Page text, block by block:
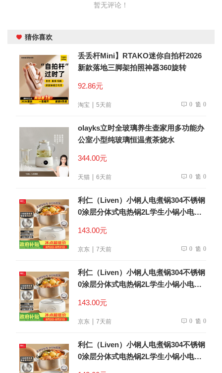
暂无评论！
猜你喜欢
丢丢杆Mini】RTAKO迷你自拍杆2026
新款落地三脚架拍照神器360旋转
92.86元
淘宝 5天前 0 0
olayks立时全玻璃养生壶家用多功能办
公室小型纯玻璃恒温煮茶烧水
344.00元
天猫 6天前 0 0
利仁（Liven）小钢人电煮锅304不锈钢
0涂层分体式电热锅2L学生小锅小电锅
143.00元
京东 7天前 0 0
利仁（Liven）小钢人电煮锅304不锈钢
0涂层分体式电热锅2L学生小锅小电锅
143.00元
京东 7天前 0 0
利仁（Liven）小钢人电煮锅304不锈钢
0涂层分体式电热锅2L学生小锅小电锅